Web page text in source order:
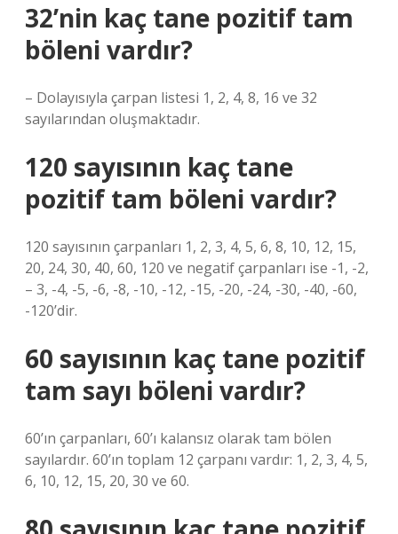
32’nin kaç tane pozitif tam
böleni vardır?
– Dolayısıyla çarpan listesi 1, 2, 4, 8, 16 ve 32
sayılarından oluşmaktadır.
120 sayısının kaç tane
pozitif tam böleni vardır?
120 sayısının çarpanları 1, 2, 3, 4, 5, 6, 8, 10, 12, 15,
20, 24, 30, 40, 60, 120 ve negatif çarpanları ise -1, -2,
– 3, -4, -5, -6, -8, -10, -12, -15, -20, -24, -30, -40, -60,
-120’dir.
60 sayısının kaç tane pozitif
tam sayı böleni vardır?
60’ın çarpanları, 60’ı kalansız olarak tam bölen
sayılardır. 60’ın toplam 12 çarpanı vardır: 1, 2, 3, 4, 5,
6, 10, 12, 15, 20, 30 ve 60.